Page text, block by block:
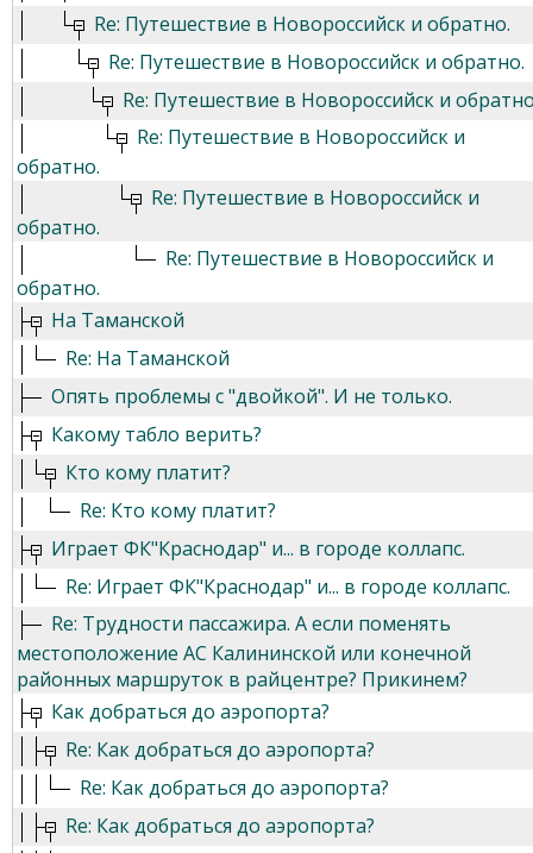
Re: Путешествие в Новороссийск и обратно.
Re: Путешествие в Новороссийск и обратно.
Re: Путешествие в Новороссийск и
Re: Путешествие в Новороссийск и
обратно.
Re: Путешествие в Новороссийск и
обратно.
Re: Путешествие в Новороссийск и
обратно.
На Таманской
Re: На Таманской
Опять проблемы с "двойкой". И не только.
Какому табло верить?
Кто кому платит?
Re: Кто кому платит?
Играет ФК"Краснодар" и... в городе коллапс.
Re: Играет ФК"Краснодар" и... в городе коллапс.
Re: Трудности пассажира. А если поменять
местоположение АС Калининской или конечной
районных маршруток в райцентре? Прикинем?
Как добраться до аэропорта?
Re: Как добраться до аэропорта?
Re: Как добраться до аэропорта?
Re: Как добраться до аэропорта?